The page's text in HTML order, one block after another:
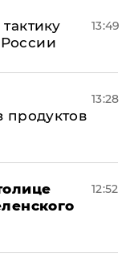
13:49
продуктов
13:28
12:52